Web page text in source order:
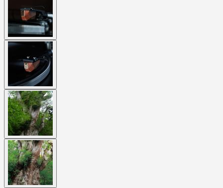
image
View
image
View
larger
image
View
larger
image